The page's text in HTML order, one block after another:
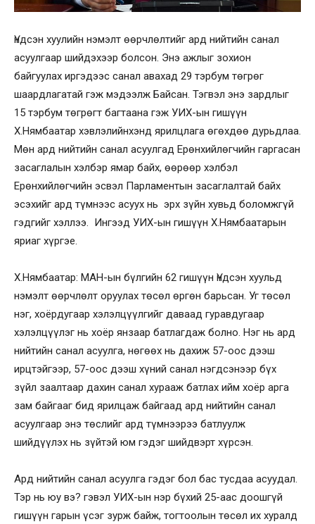
Үндсэн хуулийн нэмэлт өөрчлөлтийг ард нийтийн санал
асуулгаар шийдэхээр болсон. Энэ ажлыг зохион
байгуулах иргэдээс санал авахад 29 тэрбум төгрөг
шаардлагатай гэж мэдээлж Байсан. Тэгвэл энэ зардлыг
15 тэрбум төгрөгт багтаана гэж УИХ-ын гишүүн
Х.Нямбаатар хэвлэлийнхэнд ярилцлага өгөхдөө дурьдлаа.
Мөн ард нийтийн санал асуулгад Ерөнхийлөгчийн гаргасан
засаглалын хэлбэр ямар байх, өөрөөр хэлбэл
Ерөнхийлөгчийн эсвэл Парламентын засаглалтай байх
эсэхийг ард түмнээс асуух нь эрх зүйн хувьд боломжгүй
гэдгийг хэллээ. Ингээд УИХ-ын гишүүн Х.Нямбаатарын
яриаг хүргэе.
Х.Нямбаатар: МАН-ын бүлгийн 62 гишүүн Үндсэн хуульд
нэмэлт өөрчлөлт оруулах төсөл өргөн барьсан. Уг төсөл
нэг, хоёрдугаар хэлэлцүүлгийг даваад гуравдугаар
хэлэлцүүлэг нь хоёр янзаар батлагдаж болно. Нэг нь ард
нийтийн санал асуулга, нөгөөх нь дахиж 57-оос дээш
ирцтэйгээр, 57-оос дээш хүний санал нэгдсэнээр бүх
зүйл заалтаар дахин санал хурааж батлах ийм хоёр арга
зам байгааг бид ярилцаж байгаад ард нийтийн санал
асуулгаар энэ төслийг ард түмнээрээ батлуулж
шийдүүлэх нь зүйтэй юм гэдэг шийдвэрт хүрсэн.
Ард нийтийн санал асуулга гэдэг бол бас тусдаа асуудал.
Тэр нь юу вэ? гэвэл УИХ-ын нэр бүхий 25-аас доошгүй
гишүүн гарын үсэг зурж байж, тогтоолын төсөл их хуралд